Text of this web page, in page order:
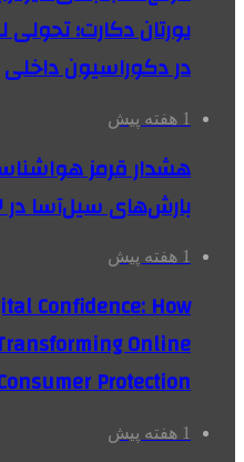
یورتان دکارت؛
در دکوراسیون داخلی
1 هفته پیش
بارش‌های سیل‌آسا در ۳ استان
1 هفته پیش
Confidence: How
Online
Protection
1 هفته پیش